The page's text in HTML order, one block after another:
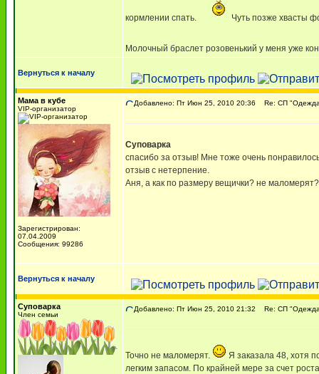
кормлении спать. Чуть позже хвасты
Молочный браслет розовенький у меня уже
Вернуться к началу
Мама в кубе
VIP-организатор
Зарегистрирован:
07.04.2009
Сообщения: 99286
Добавлено: Пт Июн 25, 2010 20:36 Re: СП "Одежда
Суповарка
спасибо за отзыв! Мне тоже очень
отзыв с нетерпение.
Аня, а как по размеру вещички? не маломерят?
Вернуться к началу
Суповарка
Член семьи
Добавлено: Пт Июн 25, 2010 21:32 Re: СП "Одежда
Точно не маломерят.
Я заказала 48, хотя
легким запасом. По крайней мере за счет